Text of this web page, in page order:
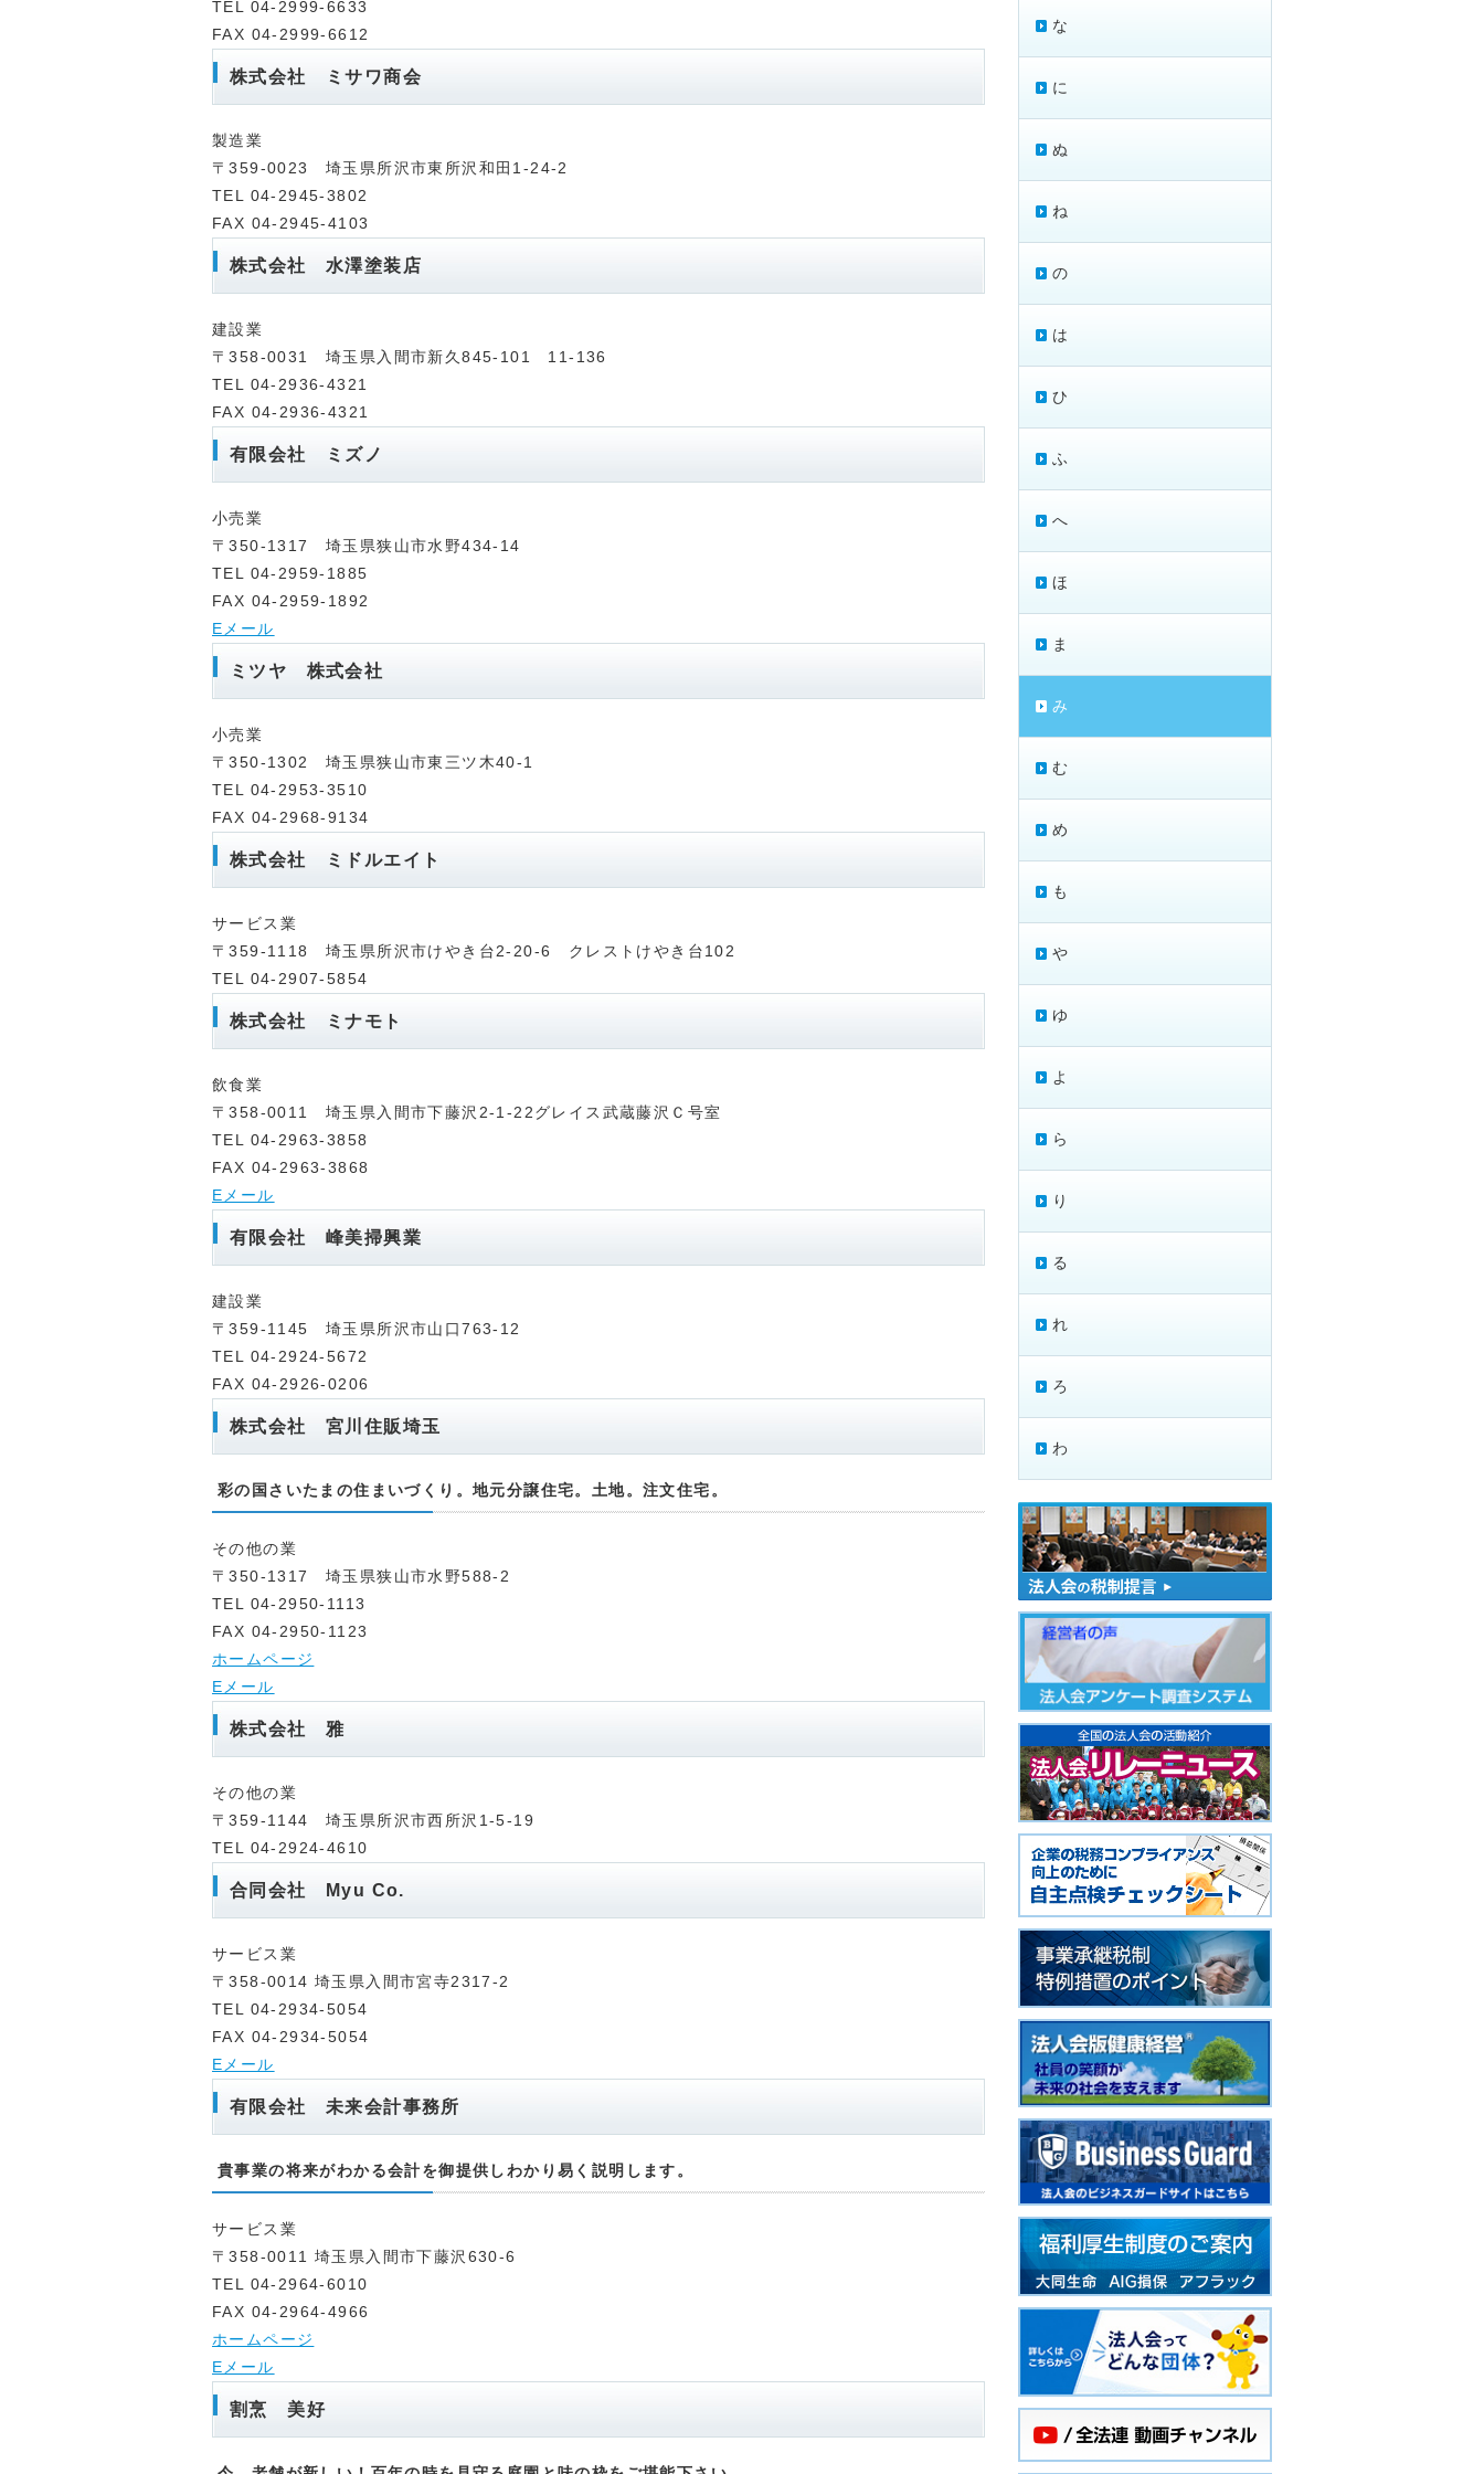
TEL 04-2999-6633
FAX 04-2999-6612
株式会社 ミサワ商会
製造業
〒359-0023 埼玉県所沢市東所沢和田1-24-2
TEL 04-2945-3802
FAX 04-2945-4103
株式会社 水澤塗装店
建設業
〒358-0031 埼玉県入間市新久845-101 11-136
TEL 04-2936-4321
FAX 04-2936-4321
有限会社 ミズノ
小売業
〒350-1317 埼玉県狭山市水野434-14
TEL 04-2959-1885
FAX 04-2959-1892
Eメール
ミツヤ 株式会社
小売業
〒350-1302 埼玉県狭山市東三ツ木40-1
TEL 04-2953-3510
FAX 04-2968-9134
株式会社 ミドルエイト
サービス業
〒359-1118 埼玉県所沢市けやき台2-20-6 クレストけやき台102
TEL 04-2907-5854
株式会社 ミナモト
飲食業
〒358-0011 埼玉県入間市下藤沢2-1-22グレイス武蔵藤沢Ｃ号室
TEL 04-2963-3858
FAX 04-2963-3868
Eメール
有限会社 峰美掃興業
建設業
〒359-1145 埼玉県所沢市山口763-12
TEL 04-2924-5672
FAX 04-2926-0206
株式会社 宮川住販埼玉
彩の国さいたまの住まいづくり。地元分譲住宅。土地。注文住宅。
その他の業
〒350-1317 埼玉県狭山市水野588-2
TEL 04-2950-1113
FAX 04-2950-1123
ホームページ
Eメール
株式会社 雅
その他の業
〒359-1144 埼玉県所沢市西所沢1-5-19
TEL 04-2924-4610
合同会社 Myu Co.
サービス業
〒358-0014 埼玉県入間市宮寺2317-2
TEL 04-2934-5054
FAX 04-2934-5054
Eメール
有限会社 未来会計事務所
貴事業の将来がわかる会計を御提供しわかり易く説明します。
サービス業
〒358-0011 埼玉県入間市下藤沢630-6
TEL 04-2964-6010
FAX 04-2964-4966
ホームページ
Eメール
割烹 美好
な
に
ぬ
ね
の
は
ひ
ふ
へ
ほ
ま
み
む
め
も
や
ゆ
よ
ら
り
る
れ
ろ
わ